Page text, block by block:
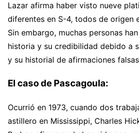
Lazar afirma haber visto nueve
diferentes en S-4, todos de origen
Sin embargo, muchas personas
historia y su credibilidad debido a
y su historial de afirmaciones
El caso de Pascagoula:
Ocurrió en 1973, cuando dos
astillero en Mississippi, Charles